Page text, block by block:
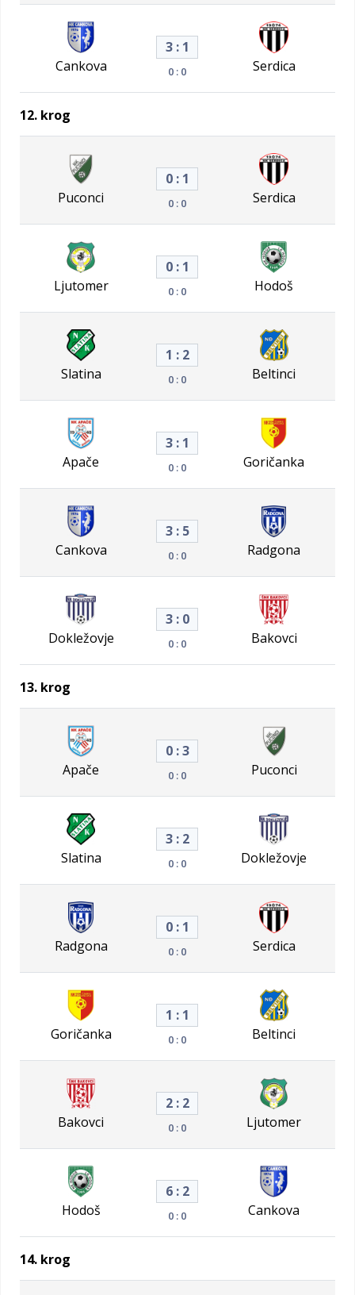
Cankova
3 : 1
0 : 0 Serdica
12. krog
Puconci
0 : 1
0 : 0 Serdica
Ljutomer
0 : 1
0 : 0 Hodoš
Slatina
1 : 2
0 : 0 Beltinci
Apače
3 : 1
0 : 0 Goričanka
Cankova
3 : 5
0 : 0 Radgona
Dokležovje
3 : 0
0 : 0 Bakovci
13. krog
Apače
0 : 3
0 : 0 Puconci
Slatina
3 : 2
0 : 0 Dokležovje
Radgona
0 : 1
0 : 0 Serdica
Goričanka
1 : 1
0 : 0 Beltinci
Bakovci
2 : 2
0 : 0 Ljutomer
Hodoš
6 : 2
0 : 0 Cankova
14. krog